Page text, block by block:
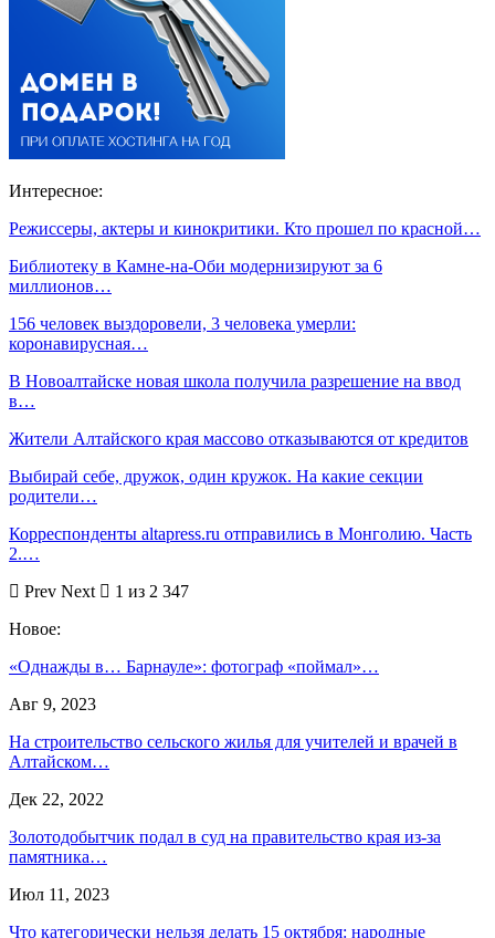
Интересное:
Режиссеры, актеры и кинокритики. Кто прошел по красной…
Библиотеку в Камне-на-Оби модернизируют за 6
миллионов…
156 человек выздоровели, 3 человека умерли:
коронавирусная…
В Новоалтайске новая школа получила разрешение на ввод
в…
Жители Алтайского края массово отказываются от кредитов
Выбирай себе, дружок, один кружок. На какие секции
родители…
Корреспонденты altapress.ru отправились в Монголию. Часть
2.…
Prev Next
1 из 2 347
Новое:
«Однажды в… Барнауле»: фотограф «поймал»…
Авг 9, 2023
На строительство сельского жилья для учителей и врачей в
Алтайском…
Дек 22, 2022
Золотодобытчик подал в суд на правительство края из-за
памятника…
Июл 11, 2023
Что категорически нельзя делать 15 октября: народные